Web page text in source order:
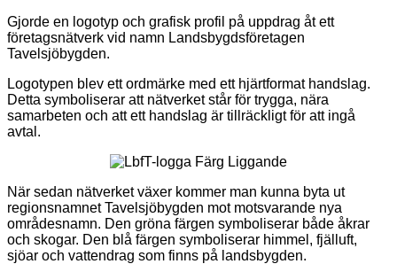
Gjorde en logotyp och grafisk profil på uppdrag åt ett
företagsnätverk vid namn Landsbygdsföretagen
Tavelsjöbygden.
Logotypen blev ett ordmärke med ett hjärtformat handslag.
Detta symboliserar att nätverket står för trygga, nära
samarbeten och att ett handslag är tillräckligt för att ingå
avtal.
När sedan nätverket växer kommer man kunna byta ut
regionsnamnet Tavelsjöbygden mot motsvarande nya
områdesnamn. Den gröna färgen symboliserar både åkrar
och skogar. Den blå färgen symboliserar himmel, fjälluft,
sjöar och vattendrag som finns på landsbygden.